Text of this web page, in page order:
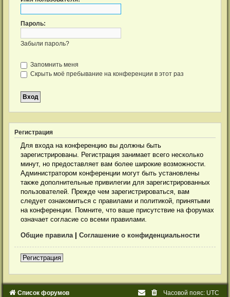
Пароль:
Забыли пароль?
Запомнить меня
Скрыть моё пребывание на конференции в этот раз
Регистрация
Для входа на конференцию вы должны быть
зарегистрированы. Регистрация занимает всего несколько
минут, но предоставляет вам более широкие возможности.
Администратором конференции могут быть установлены
также дополнительные привилегии для зарегистрированных
пользователей. Прежде чем зарегистрироваться, вам
следует ознакомиться с правилами и политикой, принятыми
на конференции. Помните, что ваше присутствие на форумах
означает согласие со всеми правилами.
Общие правила|Соглашение о конфиденциальности
Регистрация
Список форумов Часовой пояс: UTC